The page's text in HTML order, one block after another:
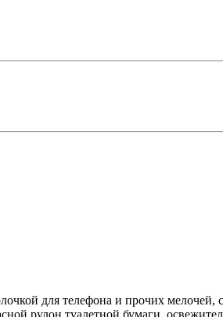
для телефона и прочих мелочей,
рулон туалетной бумаги,